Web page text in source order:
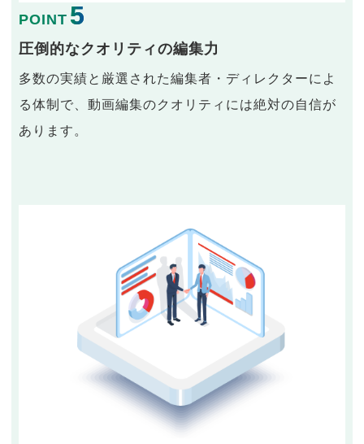
POINT 5
圧倒的なクオリティの編集力
多数の実績と厳選された編集者・ディレクターによ
る体制で、動画編集のクオリティには絶対の自信が
あります。